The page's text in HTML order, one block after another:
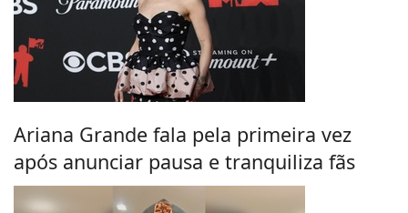
Ariana Grande fala pela primeira vez
após anunciar pausa e tranquiliza fãs